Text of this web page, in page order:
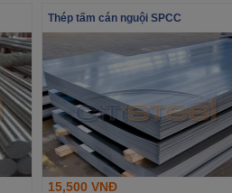
Thép tấm cán nguội SPCC
15,500 VNĐ